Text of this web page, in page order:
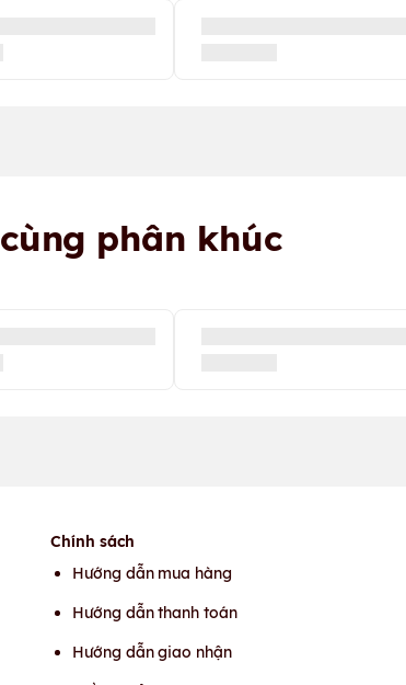
phân khúc
Chính sách
Hướng dẫn mua hàng
Hướng dẫn thanh toán
Hướng dẫn giao nhận